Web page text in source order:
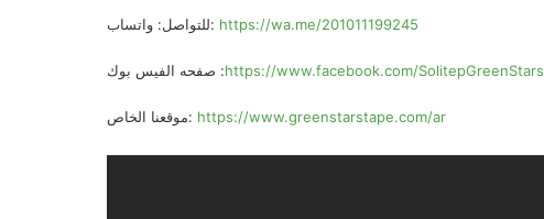
للتواصل: واتساب: https://wa.me/201011199245
صفحه الفيس بوك :https://www.facebook.com/SolitepGreenStars
موقعنا الخاص: https://www.greenstarstape.com/ar